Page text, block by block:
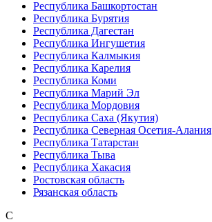
Республика Башкортостан
Республика Бурятия
Республика Дагестан
Республика Ингушетия
Республика Калмыкия
Республика Карелия
Республика Коми
Республика Марий Эл
Республика Мордовия
Республика Саха (Якутия)
Республика Северная Осетия-Алания
Республика Татарстан
Республика Тыва
Республика Хакасия
Ростовская область
Рязанская область
С